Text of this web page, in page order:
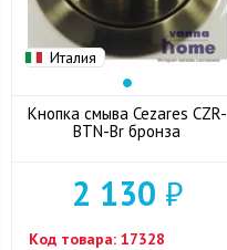
Италия
Кнопка смыва Cezares CZR-
BTN-Br бронза
2 130 ₽
Код товара: 17328